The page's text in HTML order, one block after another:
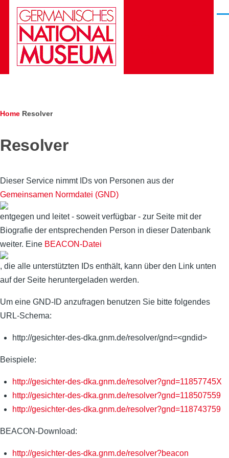
Skip to main content
Breadcrumb
Home Resolver
Resolver
Dieser Service nimmt IDs von Personen aus der
Gemeinsamen Normdatei (GND)
entgegen und leitet - soweit verfügbar - zur Seite mit der
Biografie der entsprechenden Person in dieser Datenbank
weiter. Eine BEACON-Datei
, die alle unterstützten IDs enthält, kann über den Link unten
auf der Seite heruntergeladen werden.
Um eine GND-ID anzufragen benutzen Sie bitte folgendes
URL-Schema:
http://gesichter-des-dka.gnm.de/resolver/gnd=<gndid>
Beispiele:
http://gesichter-des-dka.gnm.de/resolver?gnd=11857745X
http://gesichter-des-dka.gnm.de/resolver?gnd=118507559
http://gesichter-des-dka.gnm.de/resolver?gnd=118743759
BEACON-Download:
http://gesichter-des-dka.gnm.de/resolver?beacon